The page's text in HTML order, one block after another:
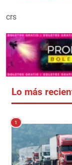
crs
Lo más
1